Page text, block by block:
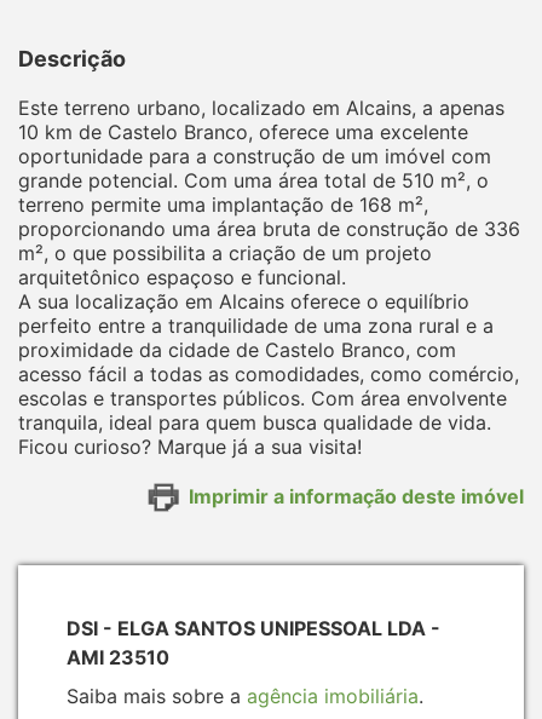
Descrição
Este terreno urbano, localizado em Alcains, a apenas
10 km de Castelo Branco, oferece uma excelente
oportunidade para a construção de um imóvel com
grande potencial. Com uma área total de 510 m², o
terreno permite uma implantação de 168 m²,
proporcionando uma área bruta de construção de 336
m², o que possibilita a criação de um projeto
arquitetônico espaçoso e funcional.
A sua localização em Alcains oferece o equilíbrio
perfeito entre a tranquilidade de uma zona rural e a
proximidade da cidade de Castelo Branco, com
acesso fácil a todas as comodidades, como comércio,
escolas e transportes públicos. Com área envolvente
tranquila, ideal para quem busca qualidade de vida.
Ficou curioso? Marque já a sua visita!
Imprimir a informação deste imóvel
DSI - ELGA SANTOS UNIPESSOAL LDA -
AMI 23510
Saiba mais sobre a agência imobiliária.